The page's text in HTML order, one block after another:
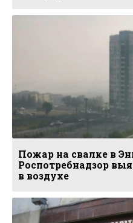
Пожар на свалке в
Роспотребнадзор
в воздухе